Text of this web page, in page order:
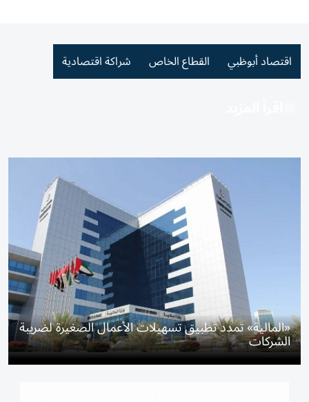
اقتصاد أبوظبي القطاع الخاص شراكة اقتصادية
«المالية» تمدد تطبيق تسهيلات الأعمال الصغيرة لضريبة
الشركات